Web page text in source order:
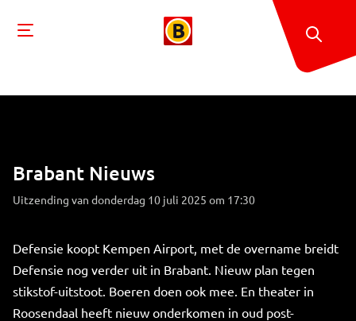
Brabant Nieuws
Uitzending van donderdag 10 juli 2025 om 17:30
Defensie koopt Kempen Airport, met de overname breidt
Defensie nog verder uit in Brabant. Nieuw plan tegen
stikstof-uitstoot. Boeren doen ook mee. En theater in
Roosendaal heeft nieuw onderkomen in oud post-